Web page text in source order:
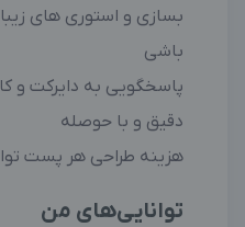
بسازی و استوری های
باشی
پاسخگویی به دایرکت و
دقیق و با حوصله
هزینه طراحی هر پست
توانایی‌های من